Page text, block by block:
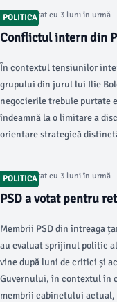
POLITICA
Articol postat cu 3 luni în urmă
Conflictul intern din
În contextul tensiunilor
grupului din jurul lui Ilie
negocierile trebuie purtate
îndeamnă la o limitare a
orientare strategică
POLITICA
Articol postat cu 3 luni în urmă
PSD a votat pentru
Membrii PSD din întreaga
au evaluat sprijinul politic
vine după luni de critici și
Guvernului, în contextul în
membrii cabinetului actual,